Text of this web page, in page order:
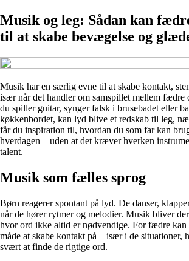
Musik og leg: Sådan kan
til at skabe bevægelse og
Musik har en særlig evne til at skabe kontakt,
især når det handler om samspillet mellem fædre
du spiller guitar, synger falsk i brusebadet eller
køkkenbordet, kan lyd blive et redskab til leg,
får du inspiration til, hvordan du som far kan
hverdagen – uden at det kræver hverken
talent.
Musik som fælles sprog
Børn reagerer spontant på lyd. De danser,
når de hører rytmer og melodier. Musik bliver
hvor ord ikke altid er nødvendige. For fædre
måde at skabe kontakt på – især i de situationer,
svært at finde de rigtige ord.